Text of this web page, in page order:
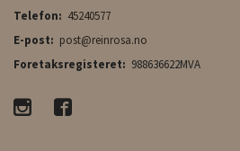
Telefon: 45240577
E-post: post@reinrosa.no
Foretaksregisteret: 988636622MVA